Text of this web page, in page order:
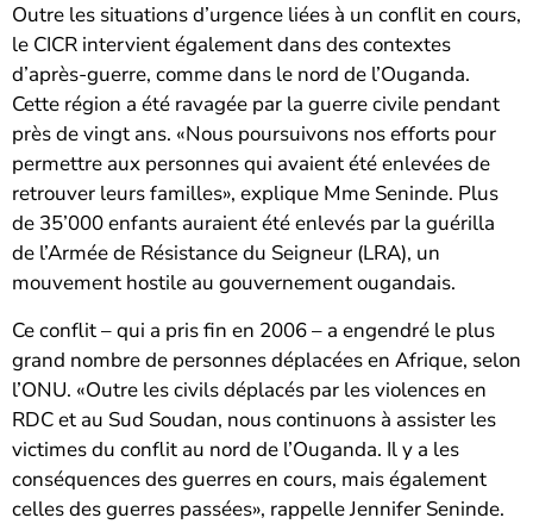
Outre les situations d’urgence liées à un conflit en cours,
le CICR intervient également dans des contextes
d’après-guerre, comme dans le nord de l’Ouganda.
Cette région a été ravagée par la guerre civile pendant
près de vingt ans. «Nous poursuivons nos efforts pour
permettre aux personnes qui avaient été enlevées de
retrouver leurs familles», explique Mme Seninde. Plus
de 35’000 enfants auraient été enlevés par la guérilla
de l’Armée de Résistance du Seigneur (LRA), un
mouvement hostile au gouvernement ougandais.
Ce conflit – qui a pris fin en 2006 – a engendré le plus
grand nombre de personnes déplacées en Afrique, selon
l’ONU. «Outre les civils déplacés par les violences en
RDC et au Sud Soudan, nous continuons à assister les
victimes du conflit au nord de l’Ouganda. Il y a les
conséquences des guerres en cours, mais également
celles des guerres passées», rappelle Jennifer Seninde.